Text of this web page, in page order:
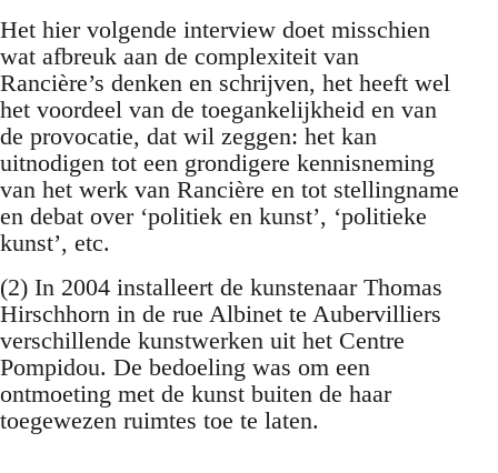
Het hier volgende interview doet misschien
wat afbreuk aan de complexiteit van
Rancière’s denken en schrijven, het heeft wel
het voordeel van de toegankelijkheid en van
de provocatie, dat wil zeggen: het kan
uitnodigen tot een grondigere kennisneming
van het werk van Rancière en tot stellingname
en debat over ‘politiek en kunst’, ‘politieke
kunst’, etc.
(2) In 2004 installeert de kunstenaar Thomas
Hirschhorn in de rue Albinet te Aubervilliers
verschillende kunstwerken uit het Centre
Pompidou. De bedoeling was om een
ontmoeting met de kunst buiten de haar
toegewezen ruimtes toe te laten.